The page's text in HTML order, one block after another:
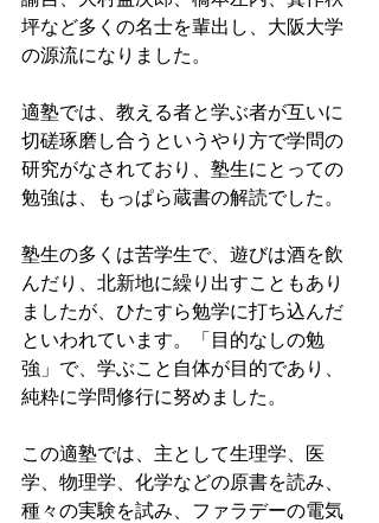
坪など多くの名士を輩出し、大阪大学
の源流になりました。
適塾では、教える者と学ぶ者が互いに
切磋琢磨し合うというやり方で学問の
研究がなされており、塾生にとっての
勉強は、もっぱら蔵書の解読でした。
塾生の多くは苦学生で、遊びは酒を飲
んだり、北新地に繰り出すこともあり
ましたが、ひたすら勉学に打ち込んだ
といわれています。「目的なしの勉
強」で、学ぶこと自体が目的であり、
純粋に学問修行に努めました。
この適塾では、主として生理学、医
学、物理学、化学などの原書を読み、
種々の実験を試み、ファラデーの電気